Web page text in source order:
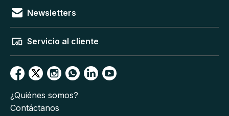
Newsletters
Servicio al cliente
¿Quiénes somos?
Contáctanos